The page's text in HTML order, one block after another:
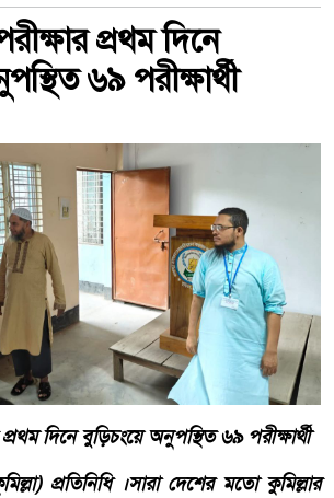
প্রথম দিনে
৬৯ পরীক্ষার্থী
দিনে বুড়িচংয়ে অনুপস্থিত ৬৯ পরীক্ষার্থী
প্রতিনিধি ।সারা দেশের মতো কুমিল্লার